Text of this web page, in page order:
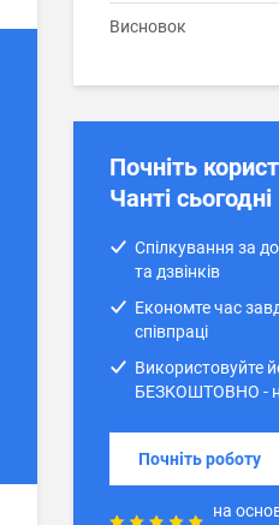
Висновок
Почніть
Чанті сьогодні
Спілкування за
та дзвінків
Економте час
співпраці
Використовуйте
БЕЗКОШТОВНО -
Почніть роботу
на